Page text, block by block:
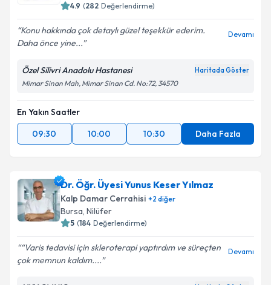
Kişisel verilerimin işlenmesine ilişkin
Aydınlatma
Metni'ni okudum ve kişisel verilerimin belirtilen
kapsamda işlenmesini kabul ediyorum.
Takvim Talebini Gönder
4.9 (282 Değerlendirme)
Konu hakkında çok detaylı güzel teşekkür ederim.
Daha önce yine...
Devamı
Özel Silivri Anadolu Hastanesi Haritada Göster
Mimar Sinan Mah, Mimar Sinan Cd. No:72, 34570
En Yakın Saatler
09:30
10:00 10:30 Daha Fazla
Dr. Öğr. Üyesi Yunus Keser Yılmaz
Kalp Damar Cerrahisi +2 diğer
Bursa, Nilüfer
5 (184 Değerlendirme)
“Varis tedavisi için skleroterapi yaptırdım ve süreçten
çok memnun kaldım....
Devamı